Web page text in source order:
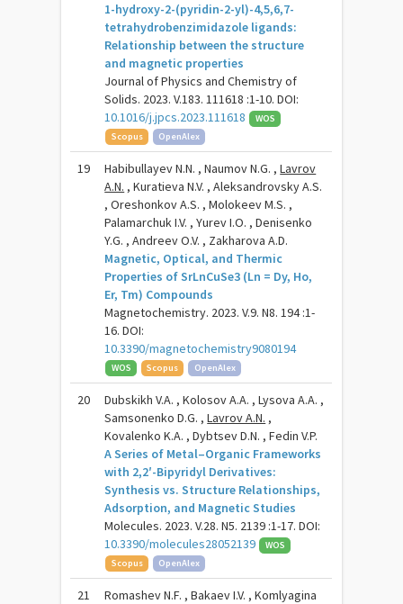
1-hydroxy-2-(pyridin-2-yl)-4,5,6,7-
tetrahydrobenzimidazole ligands:
Relationship between the structure
and magnetic properties
Journal of Physics and Chemistry of
Solids. 2023. V.183. 111618 :1-10. DOI:
10.1016/j.jpcs.2023.111618
WOS
Scopus
OpenAlex
19 Habibullayev N.N. , Naumov N.G. ,Lavrov
A.N. , Kuratieva N.V. , Aleksandrovsky A.S.
, Oreshonkov A.S. , Molokeev M.S. ,
Palamarchuk I.V. , Yurev I.O. , Denisenko
Y.G. , Andreev O.V. , Zakharova A.D.
Magnetic, Optical, and Thermic
Properties of SrLnCuSe3 (Ln = Dy, Ho,
Er, Tm) Compounds
Magnetochemistry. 2023. V.9. N8. 194 :1-
16. DOI:
10.3390/magnetochemistry9080194
WOS Scopus OpenAlex
20
Dubskikh V.A. , Kolosov A.A. , Lysova A.A. ,
Samsonenko D.G. ,Lavrov A.N. ,
Kovalenko K.A. , Dybtsev D.N. , Fedin V.P.
A Series of Metal–Organic Frameworks
with 2,2′-Bipyridyl Derivatives:
Synthesis vs. Structure Relationships,
Adsorption, and Magnetic Studies
Molecules. 2023. V.28. N5. 2139 :1-17. DOI:
10.3390/molecules28052139
WOS
Scopus
OpenAlex
21
Romashev N.F. , Bakaev I.V. , Komlyagina